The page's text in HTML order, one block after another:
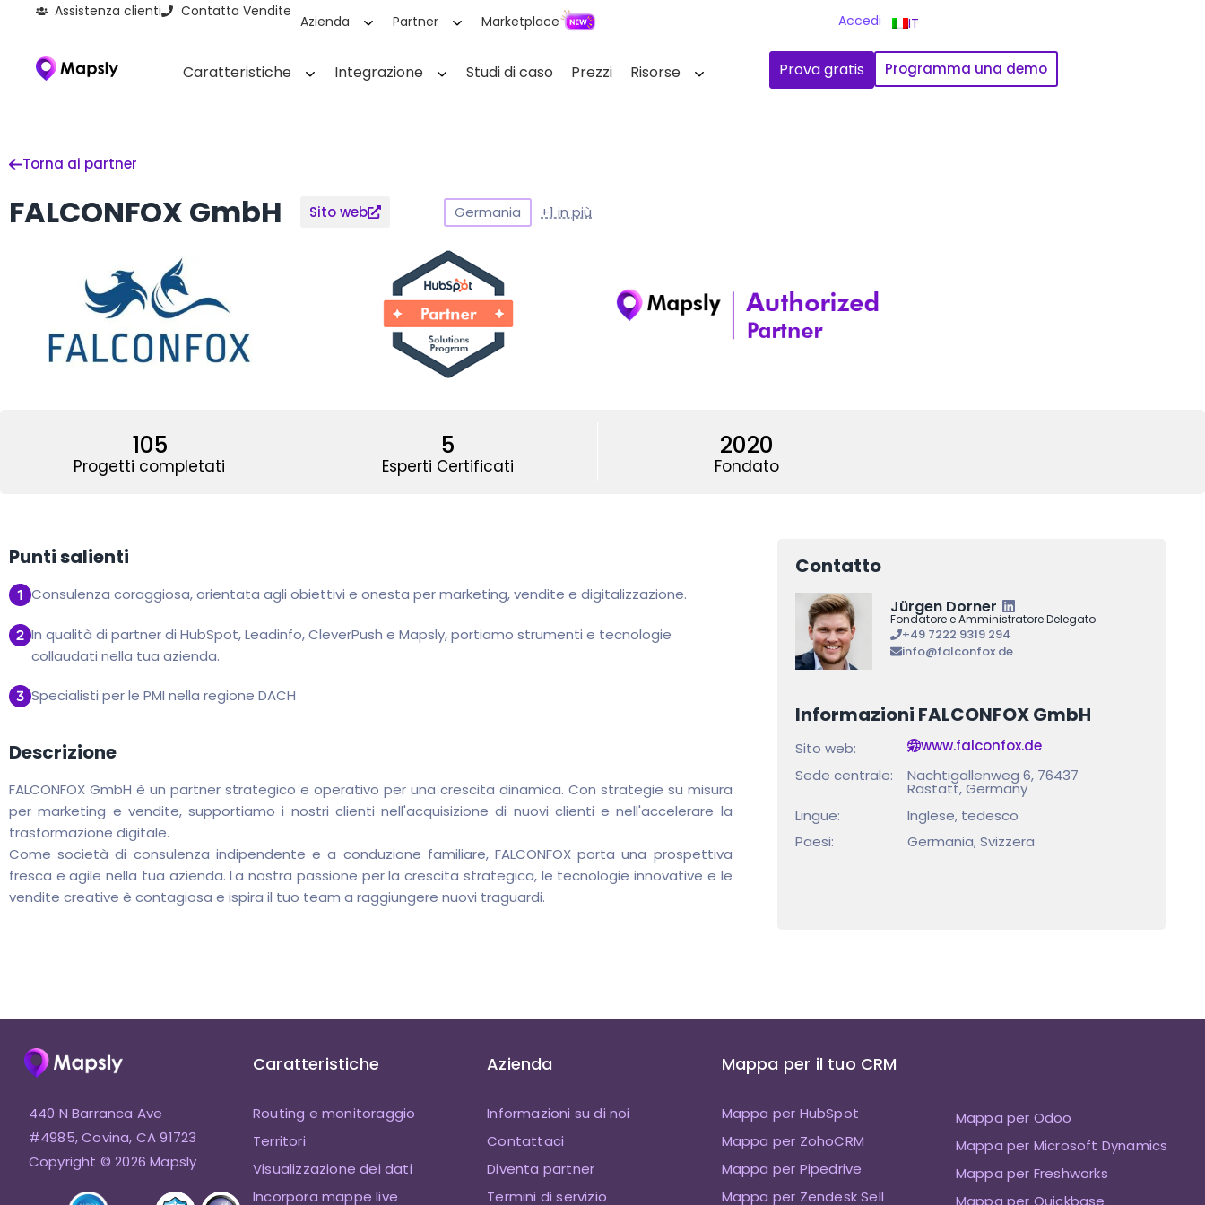
Assistenza clienti Contatta Vendite
Azienda Partner Marketplace Accedi IT
Caratteristiche Integrazione Studi di caso Prezzi Risorse Prova gratis Programma una demo
Torna ai partner
FALCONFOX GmbH Sito web Germania +1 in più
105
Progetti completati
5
Esperti Certificati
2020
Fondato
Punti salienti
Consulenza coraggiosa, orientata agli obiettivi e onesta per marketing, vendite e digitalizzazione.
In qualità di partner di HubSpot, Leadinfo, CleverPush e Mapsly, portiamo strumenti e tecnologie
collaudati nella tua azienda.
Specialisti per le PMI nella regione DACH
Descrizione
FALCONFOX GmbH è un partner strategico e operativo per una crescita dinamica. Con strategie su misura
per marketing e vendite, supportiamo i nostri clienti nell'acquisizione di nuovi clienti e nell'accelerare la
trasformazione digitale.
Come società di consulenza indipendente e a conduzione familiare, FALCONFOX porta una prospettiva
fresca e agile nella tua azienda. La nostra passione per la crescita strategica, le tecnologie innovative e le
vendite creative è contagiosa e ispira il tuo team a raggiungere nuovi traguardi.
Contatto
Jürgen Dorner
Fondatore e Amministratore Delegato
+49 7222 9319 294
info@falconfox.de
Informazioni FALCONFOX GmbH
Sito web:
www.falconfox.de
Sede centrale:
Nachtigallenweg 6, 76437
Rastatt, Germany
Lingue:
Inglese, tedesco
Paesi:
Germania, Svizzera
440 N Barranca Ave
#4985, Covina, CA 91723
Copyright © 2026 Mapsly
Caratteristiche
Routing e monitoraggio
Territori
Visualizzazione dei dati
Incorpora mappe live
Azienda
Informazioni su di noi
Contattaci
Diventa partner
Termini di servizio
Mappa per il tuo CRM
Mappa per HubSpot
Mappa per ZohoCRM
Mappa per Pipedrive
Mappa per Zendesk Sell
Mappa per Odoo
Mappa per Microsoft Dynamics
Mappa per Freshworks
Mappa per Quickbase